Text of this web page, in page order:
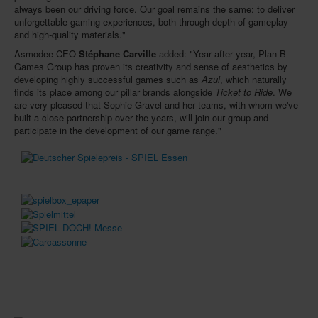
always been our driving force. Our goal remains the same: to deliver
unforgettable gaming experiences, both through depth of gameplay
and high-quality materials."
Asmodee CEO Stéphane Carville added: "Year after year, Plan B
Games Group has proven its creativity and sense of aesthetics by
developing highly successful games such as Azul , which naturally
finds its place among our pillar brands alongside Ticket to Ride . We
are very pleased that Sophie Gravel and her teams, with whom we've
built a close partnership over the years, will join our group and
participate in the development of our game range."